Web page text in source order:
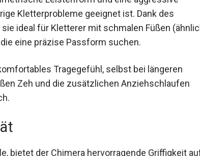
Kletterprobleme geeignet ist. Dank des
ideal für Kletterer mit schmalen Füßen
), die eine präzise Passform suchen.
Tragegefühl, selbst bei längeren
Zeh und die zusätzlichen Anziehschlaufen
bietet der Chimera hervorragende Griffigkeit